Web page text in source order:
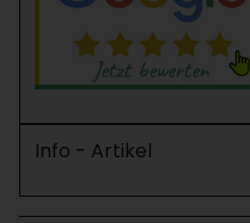
Info - Artikel